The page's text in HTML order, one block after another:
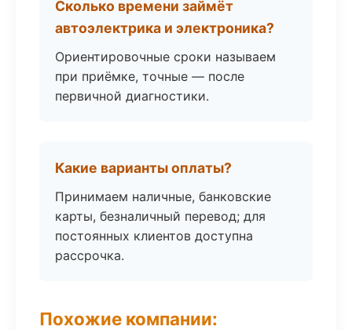
Сколько времени займёт
автоэлектрика и электроника?
Ориентировочные сроки называем
при приёмке, точные — после
первичной диагностики.
Какие варианты оплаты?
Принимаем наличные, банковские
карты, безналичный перевод; для
постоянных клиентов доступна
рассрочка.
Похожие компании: